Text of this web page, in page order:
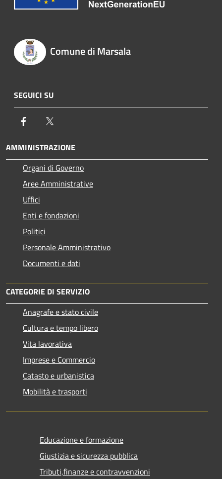
Comune di Marsala
SEGUICI SU
Facebook
AMMINISTRAZIONE
Organi di Governo
Aree Amministrative
Uffici
Enti e fondazioni
Politici
Personale Amministrativo
Documenti e dati
CATEGORIE DI SERVIZIO
Anagrafe e stato civile
Cultura e tempo libero
Vita lavorativa
Imprese e Commercio
Catasto e urbanistica
Mobilità e trasporti
Educazione e formazione
Giustizia e sicurezza pubblica
Tributi,finanze e contravvenzioni